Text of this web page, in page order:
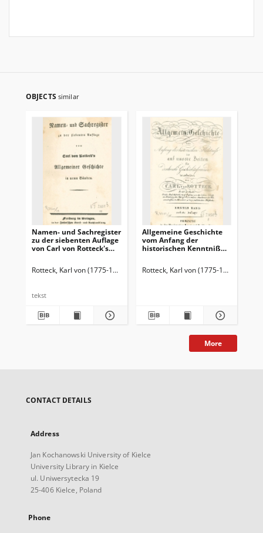
OBJECTS similar
Namen- und Sachregister
zu der siebenten Auflage
von Carl von Rotteck's
Rotteck, Karl von (1775-1840)
tekst
Allgemeine Geschichte
vom Anfang der
historischen Kenntniß
Geschichtsfreunde. Bd. 1
Rotteck, Karl von (1775-1840)
More
CONTACT DETAILS
Address
Jan Kochanowski University of Kielce
University Library in Kielce
ul. Uniwersytecka 19
25-406 Kielce, Poland
Phone